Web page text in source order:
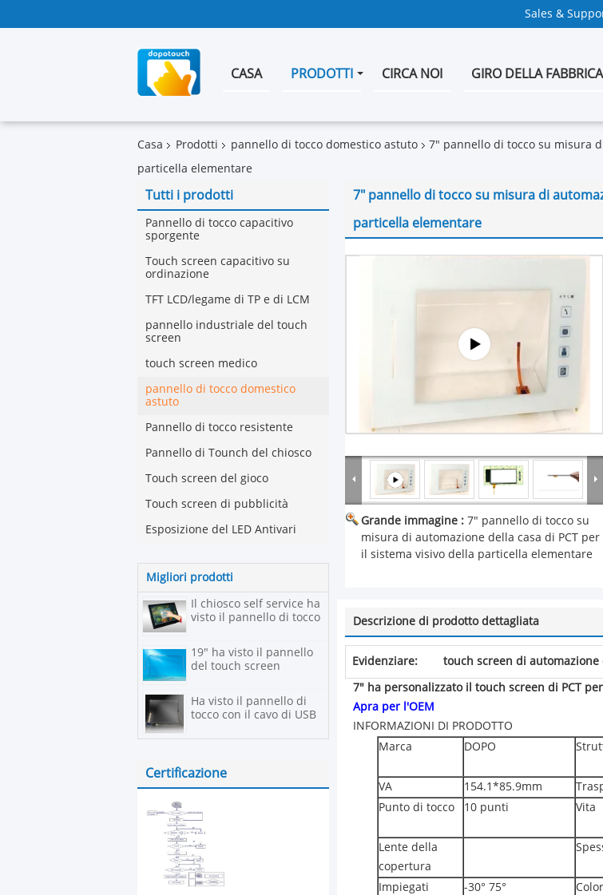
Sales &
CASA PRODOTTI CIRCA NOI GIRO DELLA FABBRICA
Casa Prodotti pannello di tocco domestico astuto
7" pannello di tocco su misura
particella elementare
Tutti i prodotti
Pannello di tocco capacitivo
sporgente
Touch screen capacitivo su
ordinazione
TFT LCD/legame di TP e di LCM
pannello industriale del touch
screen
touch screen medico
pannello di tocco domestico
astuto
Pannello di tocco resistente
Pannello di Tounch del chiosco
Touch screen del gioco
Touch screen di pubblicità
Esposizione del LED Antivari
Migliori prodotti
Il chiosco self service ha
visto il pannello di tocco
19" ha visto il pannello
del touch screen
Ha visto il pannello di
tocco con il cavo di USB
Certificazione
7" pannello di tocco su misura di
particella elementare
Grande immagine : 7" pannello di tocco su
misura di automazione della casa di PCT per
il sistema visivo della particella elementare
Descrizione di prodotto dettagliata
Evidenziare: touch screen di automazione
7" ha personalizzato il touch screen di PCT per
Apra per l'OEM
INFORMAZIONI DI PRODOTTO
Marca
DOPO
VA
154.1*85.9mm
Punto di tocco
10 punti Vita
Lente della
copertura
Impiegati
-30° 75°